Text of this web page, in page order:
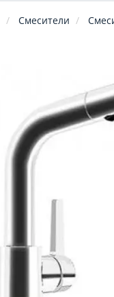
Смесители